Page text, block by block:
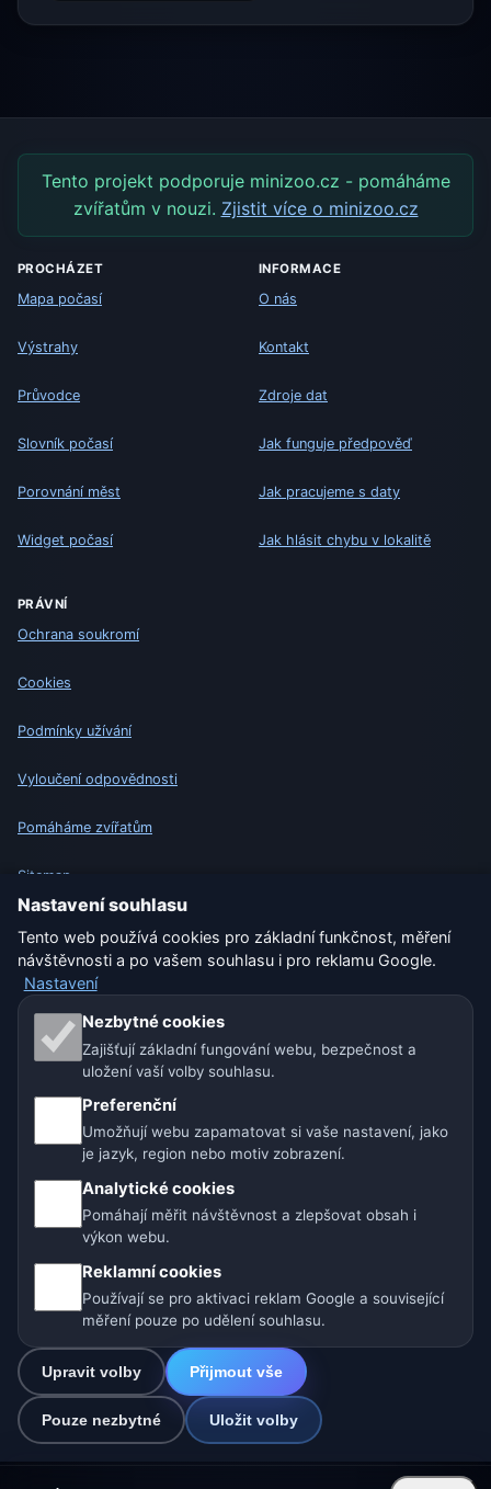
Tento projekt podporuje minizoo.cz - pomáháme
zvířatům v nouzi. Zjistit více o minizoo.cz
PROCHÁZET
Mapa počasí
Výstrahy
Průvodce
Slovník počasí
Porovnání měst
Widget počasí
INFORMACE
O nás
Kontakt
Zdroje dat
Jak funguje předpověď
Jak pracujeme s daty
Jak hlásit chybu v lokalitě
PRÁVNÍ
Ochrana soukromí
Cookies
Podmínky užívání
Vyloučení odpovědnosti
Pomáháme zvířatům
Sitemap
Nastavení
Naše weby o počasí:
🇨🇿 Česko 🇭🇷 Chorvatsko 🇧🇬 Bulharsko
🇩🇪🇦🇹🇨🇭 Německo / Rakousko / Švýcarsko
🌎 Latinská Amerika a Španělsko
🇮🇳 Jižní a jihovýchodní Asie
Provozovatel: Spolek Minizoo.cz z.s. | IČO: 21135550 |
info@pocasi.online
© 2026 Počasí Online · Meteorologická data: MET Norway · Open-
Meteo. Výstrahy počasí: ČHMÚ.
Nastavení souhlasu
Tento web používá cookies pro základní funkčnost, měření
návštěvnosti a po vašem souhlasu i pro reklamu Google.
Nastavení
Nezbytné cookies
Zajišťují základní fungování webu, bezpečnost a
uložení vaší volby souhlasu.
Preferenční
Umožňují webu zapamatovat si vaše nastavení, jako
je jazyk, region nebo motiv zobrazení.
Analytické cookies
Pomáhají měřit návštěvnost a zlepšovat obsah i
výkon webu.
Reklamní cookies
Používají se pro aktivaci reklam Google a související
měření pouze po udělení souhlasu.
Upravit volby Přijmout vše
Pouze nezbytné Uložit volby